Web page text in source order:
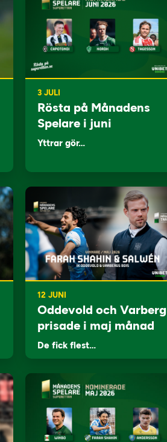
3 JULI
Rösta på Månadens
Spelare i juni
Yttrar gör…
12 JUNI
Oddevold och Varberg
prisade i maj månad
De fick flest…